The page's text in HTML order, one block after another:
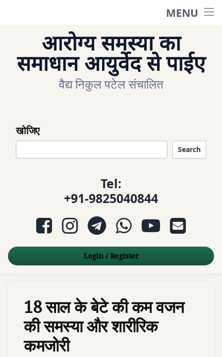
MENU
प्रश्न पूछे
पूछे गये प्रश्न
आरोग्य समस्या का
समाधान आयुर्वेद से पाईए
वैद्य निकुल पटेल संचालित
खोजिए
Search
Tel:
+91-9825040844
Facebook
InstagramTelegramWhatsApp
YouTube
E-mail
Login /Register
18 साल के बेटे की कम वजन
की समस्या और शारीरिक
कमजोरी